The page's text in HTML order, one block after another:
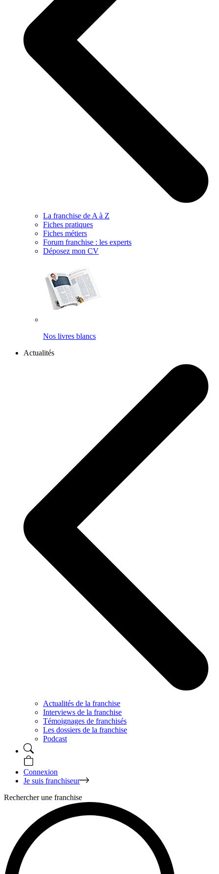
La franchise de A à Z
Fiches pratiques
Fiches métiers
Forum franchise : les experts
Déposez mon CV
Nos livres blancs
Actualités
Actualités de la franchise
Interviews de la franchise
Témoignages de franchisés
Les dossiers de la franchise
Podcast
Connexion
Je suis franchiseur
Rechercher une franchise